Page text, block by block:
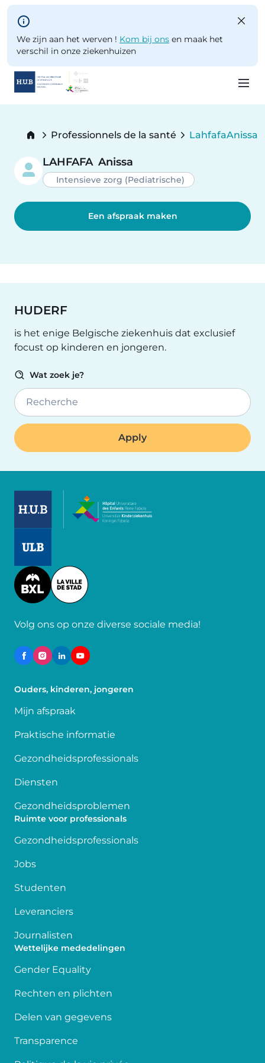
Skip to main content
We zijn aan het werven ! Kom bij ons en maak het
verschil in onze ziekenhuizen
Breadcrumb
Professionnels de la santé LahfafaAnissa
LAHFAFA Anissa
Intensieve zorg (Pediatrische)
Een afspraak maken
HUDERF
is het enige Belgische ziekenhuis dat exclusief
focust op kinderen en jongeren.
Wat zoek je?
Recherche
Image
Volg ons op onze diverse sociale media!
Ouders, kinderen, jongeren
Mijn afspraak
Praktische informatie
Gezondheidsprofessionals
Diensten
Gezondheidsproblemen
Ruimte voor professionals
Gezondheidsprofessionals
Jobs
Studenten
Leveranciers
Journalisten
Wettelijke mededelingen
Gender Equality
Rechten en plichten
Delen van gegevens
Transparence